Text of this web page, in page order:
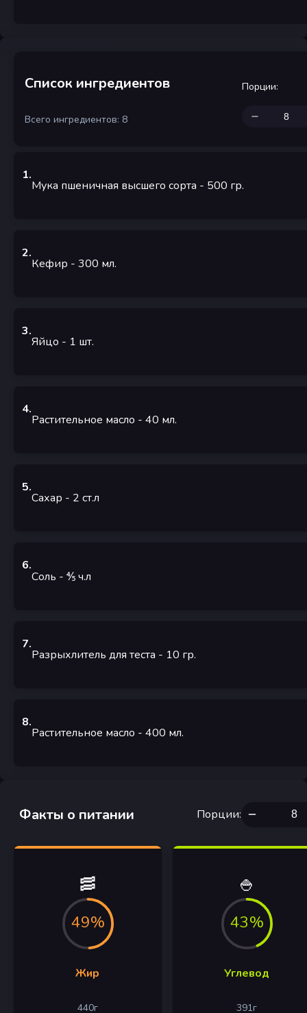
Список ингредиентов
Всего ингредиентов: 8
Порции:
1.
Мука пшеничная высшего сорта - 500 гр.
2.
Кефир - 300 мл.
3.
Яйцо - 1 шт.
4.
Растительное масло - 40 мл.
5.
Сахар - 2 ст.л
6.
Соль - ⅘ч.л
7.
Разрыхлитель для теста - 10 гр.
8.
Растительное масло - 400 мл.
Факты о питании Порции:
🥓
49%
Жир
440г
🍚
43%
Углевод
391г